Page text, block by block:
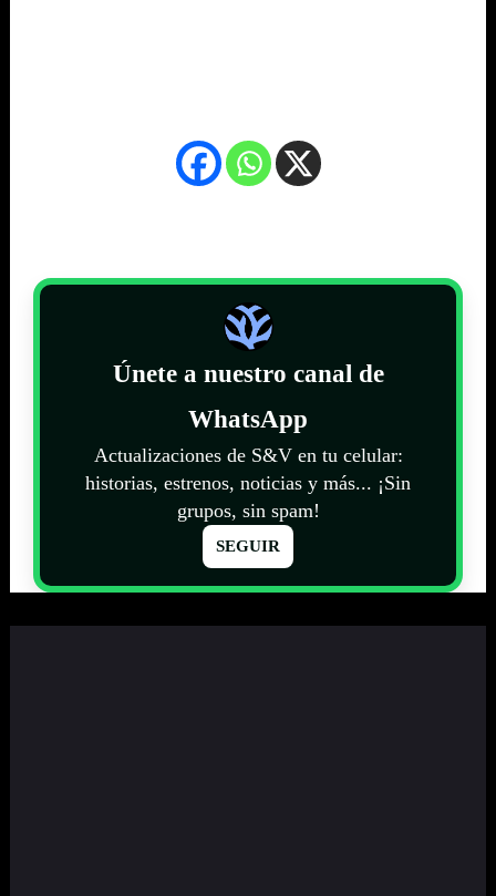
Únete a nuestro canal de
WhatsApp
Actualizaciones de S&V en tu celular:
historias, estrenos, noticias y más... ¡Sin
grupos, sin spam!
SEGUIR